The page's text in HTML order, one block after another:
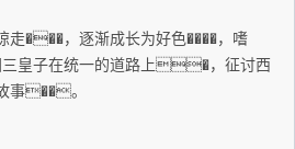
���，逐渐成长为好色����，嗜
皇子在统一的道路上�，征讨西
事��。